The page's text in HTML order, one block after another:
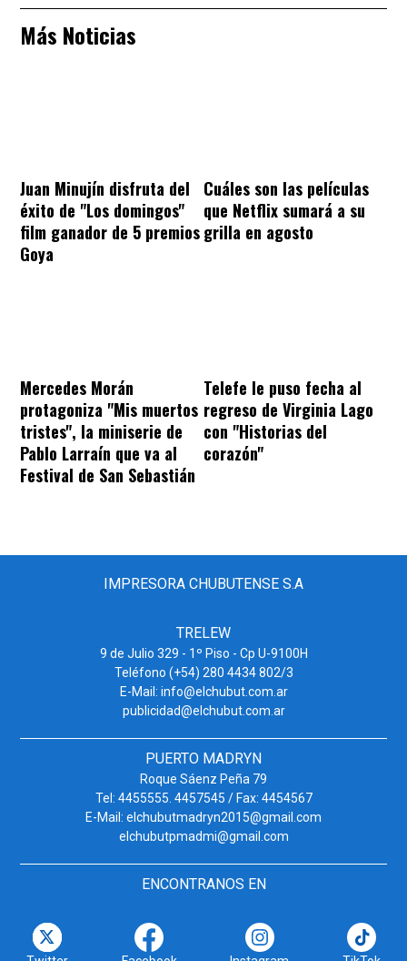
Más Noticias
Juan Minujín disfruta del
éxito de "Los domingos"
film ganador de 5 premios
Goya
Cuáles son las películas
que Netflix sumará a su
grilla en agosto
Mercedes Morán
protagoniza "Mis muertos
tristes", la miniserie de
Pablo Larraín que va al
Festival de San Sebastián
Telefe le puso fecha al
regreso de Virginia Lago
con "Historias del
corazón"
IMPRESORA CHUBUTENSE S.A
TRELEW
9 de Julio 329 - 1º Piso - Cp U-9100H
Teléfono (+54) 280 4434 802/3
E-Mail: info@elchubut.com.ar
publicidad@elchubut.com.ar
PUERTO MADRYN
Roque Sáenz Peña 79
Tel: 4455555. 4457545 / Fax: 4454567
E-Mail: elchubutmadryn2015@gmail.com
elchubutpmadmi@gmail.com
ENCONTRANOS EN